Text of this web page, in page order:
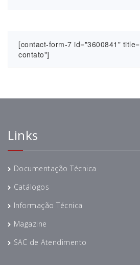
[contact-form-7 id="3600841"
contato"]
Links
Documentação Técnica
Catálogos
Informação Técnica
Magazine
SAC de Atendimento